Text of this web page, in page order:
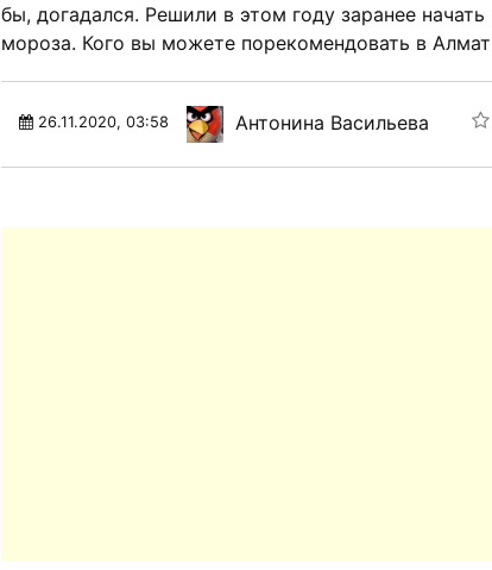
бы, догадался. Решили в этом году заранее
мороза. Кого вы можете порекомендовать в
26.11.2020, 03:58 Антонина Васильева